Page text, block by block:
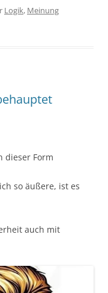
Logik, Meinung
dieser Form
so äußere, ist es
auch mit